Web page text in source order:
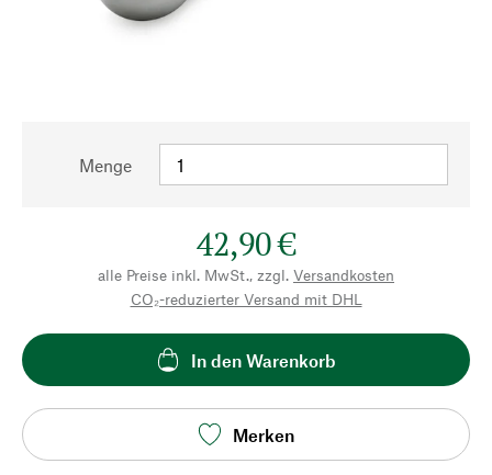
Menge
42,90 €
alle Preise inkl. MwSt., zzgl. Versandkosten
CO₂-reduzierter Versand mit DHL
In den Warenkorb
Merken